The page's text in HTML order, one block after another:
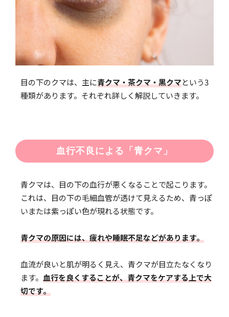
目の下のクマは、主に青クマ・茶クマ・黒クマという3
種類があります。それぞれ詳しく解説していきます。
血行不良による「青クマ」
青クマは、目の下の血行が悪くなることで起こります。
これは、目の下の毛細血管が透けて見えるため、青っぽ
いまたは紫っぽい色が現れる状態です。
青クマの原因には、疲れや睡眠不足などがあります。
血流が良いと肌が明るく見え、青クマが目立たなくなり
ます。 血行を良くすることが、青クマをケアする上で大
切です。